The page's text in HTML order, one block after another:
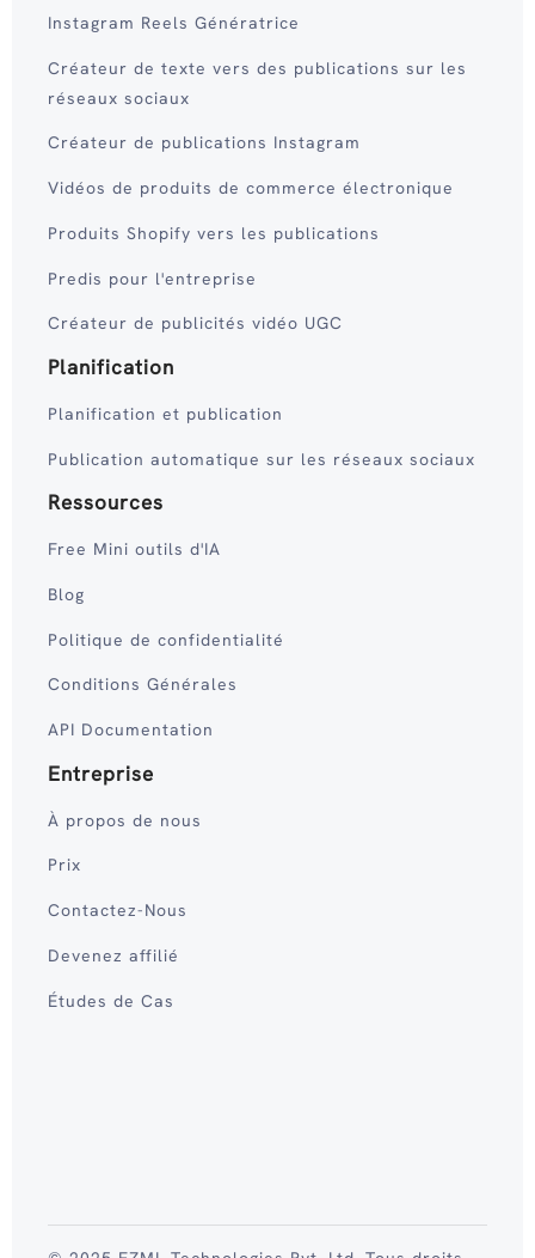
Instagram Reels Génératrice
Créateur de texte vers des publications sur les
réseaux sociaux
Créateur de publications Instagram
Vidéos de produits de commerce électronique
Produits Shopify vers les publications
Predis pour l'entreprise
Créateur de publicités vidéo UGC
Planification
Planification et publication
Publication automatique sur les réseaux sociaux
Ressources
Free Mini outils d'IA
Blog
Politique de confidentialité
Conditions Générales
API Documentation
Entreprise
À propos de nous
Prix
Contactez-Nous
Devenez affilié
Études de Cas